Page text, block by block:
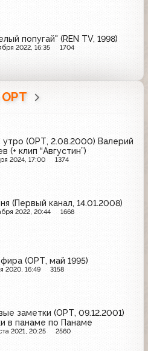
попугай" (REN TV, 1998)
2022, 16:35 1704
ОРТ
(ОРТ, 2.08.2000) Валерий
(+ клип “Августин”)
2024, 17:00 1374
(Первый канал, 14.01.2008)
2022, 20:44 1668
(ОРТ, май 1995)
2020, 16:49 3158
заметки (ОРТ, 09.12.2001)
в панаме по Панаме
2021, 20:25 2560